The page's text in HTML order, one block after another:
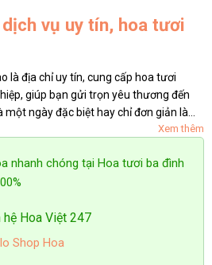
vụ uy tín, hoa tươi
là địa chỉ uy tín, cung cấp hoa tươi
giúp bạn gửi trọn yêu thương đến
một ngày đặc biệt hay chỉ đơn giản là
Xem thêm
nhanh chóng tại Hoa tươi ba đình
hệ Hoa Việt 247
Shop Hoa